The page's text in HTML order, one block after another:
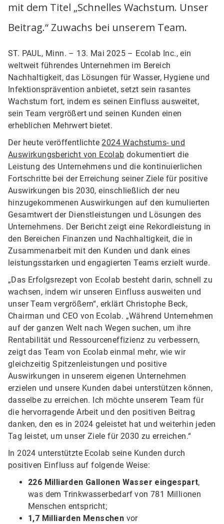
mit dem Titel „Schnelles Wachstum. Unser
Beitrag.“ Zuwachs bei unserem Team.
ST. PAUL, Minn. – 13. Mai 2025 – Ecolab Inc., ein
weltweit führendes Unternehmen im Bereich
Nachhaltigkeit, das Lösungen für Wasser, Hygiene und
Infektionsprävention anbietet, setzt sein rasantes
Wachstum fort, indem es seinen Einfluss ausweitet,
sein Team vergrößert und seinen Kunden einen
erheblichen Mehrwert bietet.
Der heute veröffentlichte2024 Wachstums- und
Auswirkungsbericht von Ecolab dokumentiert die
Leistung des Unternehmens und die kontinuierlichen
Fortschritte bei der Erreichung seiner Ziele für positive
Auswirkungen bis 2030, einschließlich der neu
hinzugekommenen Auswirkungen auf den kumulierten
Gesamtwert der Dienstleistungen und Lösungen des
Unternehmens. Der Bericht zeigt eine Rekordleistung in
den Bereichen Finanzen und Nachhaltigkeit, die in
Zusammenarbeit mit den Kunden und dank eines
leistungsstarken und engagierten Teams erzielt wurde.
„Das Erfolgsrezept von Ecolab besteht darin, schnell zu
wachsen, indem wir unseren Einfluss ausweiten und
unser Team vergrößern“, erklärt Christophe Beck,
Chairman und CEO von Ecolab. „Während Unternehmen
auf der ganzen Welt nach Wegen suchen, um ihre
Rentabilität und Ressourceneffizienz zu verbessern,
zeigt das Team von Ecolab einmal mehr, wie wir
gleichzeitig Spitzenleistungen und positive
Auswirkungen in unserem eigenen Unternehmen
erzielen und unsere Kunden dabei unterstützen können,
dasselbe zu erreichen. Ich möchte unserem Team für
die hervorragende Arbeit und den positiven Beitrag
danken, den es in 2024 geleistet hat und weiterhin jeden
Tag leistet, um unser Ziele für 2030 zu erreichen.“
In 2024 unterstützte Ecolab seine Kunden durch
positiven Einfluss auf folgende Weise:
226 Milliarden Gallonen Wasser eingespart,
was dem Trinkwasserbedarf von 781 Millionen
Menschen entspricht;
1,7 Milliarden Menschen vor